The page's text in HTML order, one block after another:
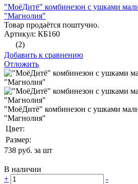
"МоёДитё" комбинезон с ушками
"Магнолия"
Товар продаётся поштучно.
Артикул: КБ160
(2)
Добавить к сравнению
Отложить
"МоёДитё" комбинезон с ушками
"Магнолия"
Цвет:
Размер:
738 руб. за шт
В наличии
+
-